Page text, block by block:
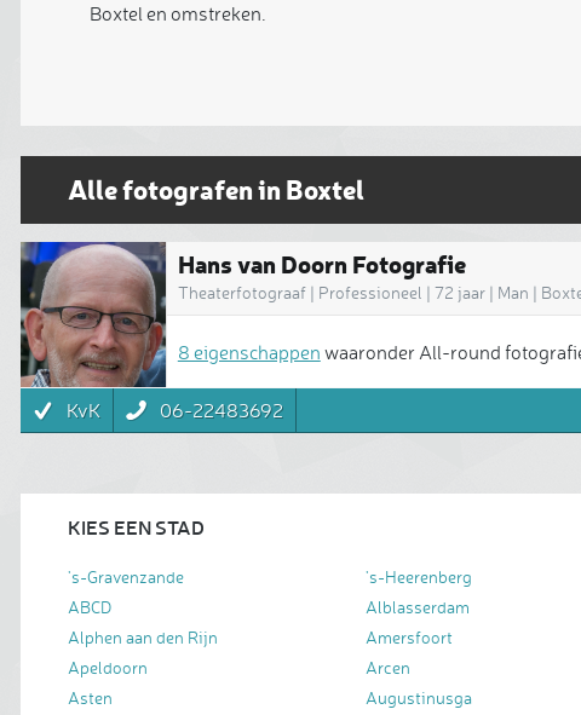
Boxtel en omstreken.
Alle fotografen in Boxtel
Hans van Doorn Fotografie
Theaterfotograaf | Professioneel | 72 jaar | Man |
8 eigenschappen waaronder All-round
KvK 06-22483692
KIES EEN STAD
's-Gravenzande 's-Heerenberg
ABCD
Alblasserdam
Alphen aan den Rijn
Amersfoort
Apeldoorn
Arcen
Asten
Augustinusga